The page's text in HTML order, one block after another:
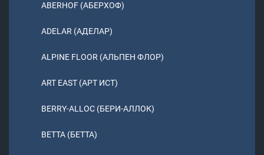
ABERHOF (АБЕРХОФ)
ADELAR (АДЕЛАР)
ALPINE FLOOR (АЛЬПЕН ФЛОР)
ART EAST (АРТ ИСТ)
BERRY-ALLOC (БЕРИ-АЛЛОК)
BETTA (БЕТТА)